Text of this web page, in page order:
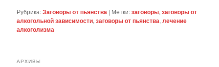
Рубрика:Заговоры от пьянства | Метки:заговоры,заговоры от
алкогольной зависимости,заговоры от пьянства,лечение
алкоголизма
АРХИВЫ